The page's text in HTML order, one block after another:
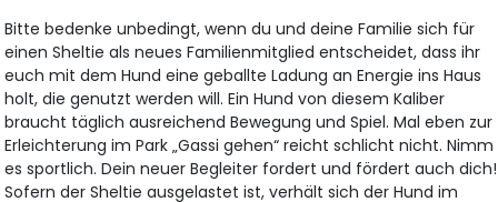
Bitte bedenke unbedingt, wenn du und deine Familie sich für
einen Sheltie als neues Familienmitglied entscheidet, dass ihr
euch mit dem Hund eine geballte Ladung an Energie ins Haus
holt, die genutzt werden will. Ein Hund von diesem Kaliber
braucht täglich ausreichend Bewegung und Spiel. Mal eben zur
Erleichterung im Park „Gassi gehen“ reicht schlicht nicht. Nimm
es sportlich. Dein neuer Begleiter fordert und fördert auch dich!
Sofern der Sheltie ausgelastet ist, verhält sich der Hund im